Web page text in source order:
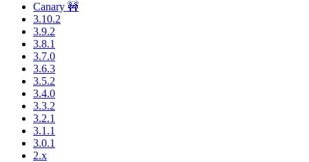
Canary 🚧
3.10.2
3.9.2
3.8.1
3.7.0
3.6.3
3.5.2
3.4.0
3.3.2
3.2.1
3.1.1
3.0.1
2.x